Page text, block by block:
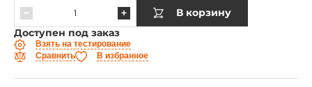
В корзину
Доступен под заказ
Взять на тестирование
Сравнить
В избранное